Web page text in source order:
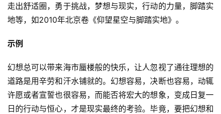
走出舒适圈，勇于挑战，梦想与现实，行动的力量，脚踏实
地等，如2010年北京卷《仰望星空与脚踏实地》。
示例
幻想总可以带来海市蜃楼般的快乐，让人忽视了通往理想的
道路是用辛劳和汗水铺就的。幻想容易，决断也容易，动辄
许愿或者宣誓也很容易，而能否将宏大的想象，变成日复一
日的行动与恒心，才是现实最终的考验。毕竟，要把幻想和